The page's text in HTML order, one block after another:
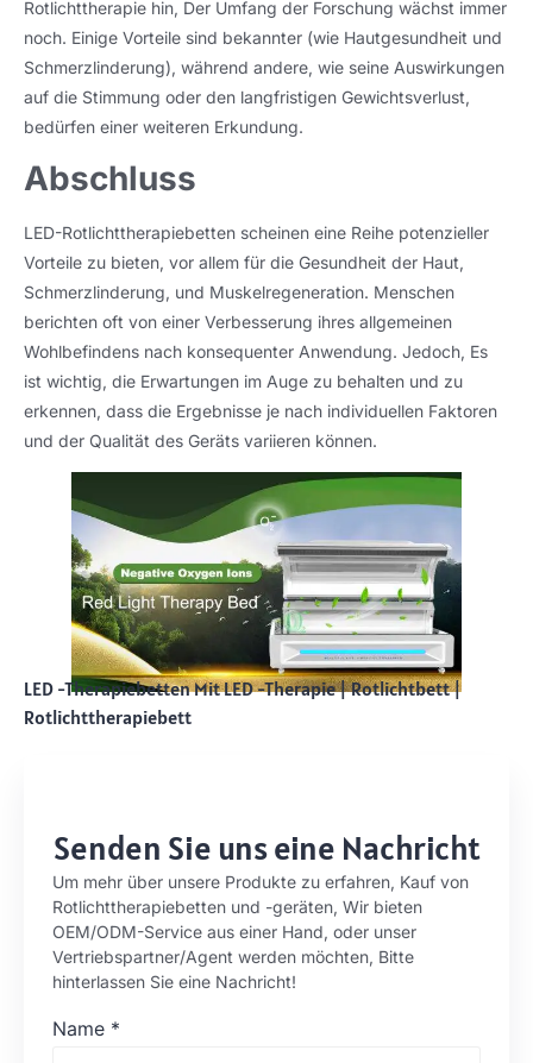
Rotlichttherapie hin, Der Umfang der Forschung wächst immer
noch. Einige Vorteile sind bekannter (wie Hautgesundheit und
Schmerzlinderung), während andere, wie seine Auswirkungen
auf die Stimmung oder den langfristigen Gewichtsverlust,
bedürfen einer weiteren Erkundung.
Abschluss
LED-Rotlichttherapiebetten scheinen eine Reihe potenzieller
Vorteile zu bieten, vor allem für die Gesundheit der Haut,
Schmerzlinderung, und Muskelregeneration. Menschen
berichten oft von einer Verbesserung ihres allgemeinen
Wohlbefindens nach konsequenter Anwendung. Jedoch, Es
ist wichtig, die Erwartungen im Auge zu behalten und zu
erkennen, dass die Ergebnisse je nach individuellen Faktoren
und der Qualität des Geräts variieren können.
LED -Therapiebetten Mit LED -Therapie|Rotlichtbett|
Rotlichttherapiebett
Senden Sie uns eine Nachricht
Um mehr über unsere Produkte zu erfahren, Kauf von
Rotlichttherapiebetten und -geräten, Wir bieten
OEM/ODM-Service aus einer Hand, oder unser
Vertriebspartner/Agent werden möchten, Bitte
hinterlassen Sie eine Nachricht!
Name *